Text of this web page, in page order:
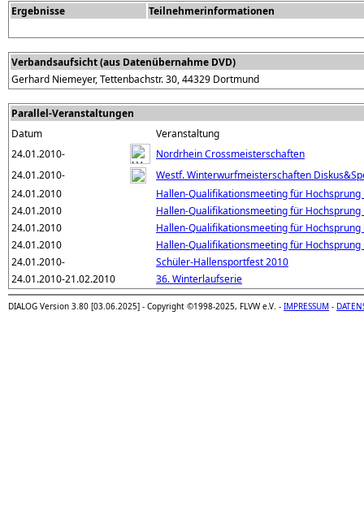
Ergebnisse Teilnehmerinformationen
Verbandsaufsicht (aus Datenübernahme DVD)
Gerhard Niemeyer, Tettenbachstr. 30, 44329 Dortmund
Parallel-Veranstaltungen
Datum
Veranstaltung
24.01.2010-
Nordrhein Crossmeisterschaften
24.01.2010-
Westf. Winterwurfmeisterschaften
24.01.2010
Hallen-Qualifikationsmeeting für Hochsprung
24.01.2010
Hallen-Qualifikationsmeeting für Hochsprung
24.01.2010
Hallen-Qualifikationsmeeting für Hochsprung
24.01.2010
Hallen-Qualifikationsmeeting für Hochsprung
24.01.2010-
Schüler-Hallensportfest 2010
24.01.2010-21.02.2010
36. Winterlaufserie
DIALOG Version 3.80 [03.06.2025] - Copyright ©1998-2025, FLVW e.V. - IMPRESSUM -